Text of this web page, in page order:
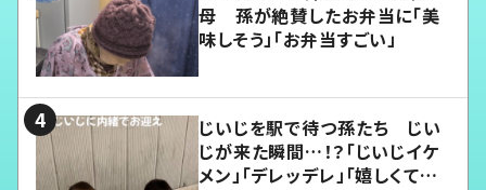
母 孫が絶賛したお弁当に「美
味しそう」「お弁当すごい」
じいじを駅で待つ孫たち じい
じが来た瞬間…！？「じいじイケ
メン」「デレッデレ」「嬉しくて可